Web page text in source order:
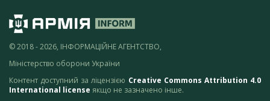
© 2018 - 2026, ІНФОРМАЦІЙНЕ АГЕНТСТВО,
Міністерство оборони України
Контент доступний за ліцензією Creative Commons Attribution 4.0
International license якщо не зазначено інше.